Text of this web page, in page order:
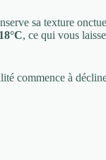
sa texture
, ce qui vous
commence à